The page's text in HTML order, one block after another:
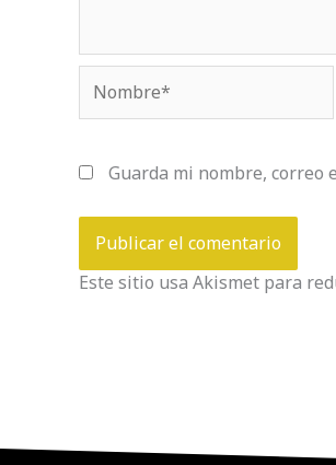
Guarda mi nombre, correo
Este sitio usa Akismet para